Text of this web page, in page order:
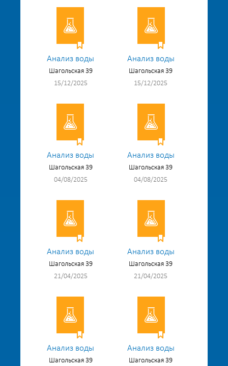
Анализ воды
Шагольская 39
15/12/2025
Анализ воды
Шагольская 39
15/12/2025
Анализ воды
Шагольская 39
04/08/2025
Анализ воды
Шагольская 39
04/08/2025
Анализ воды
Шагольская 39
21/04/2025
Анализ воды
Шагольская 39
21/04/2025
Анализ воды
Шагольская 39
Анализ воды
Шагольская 39